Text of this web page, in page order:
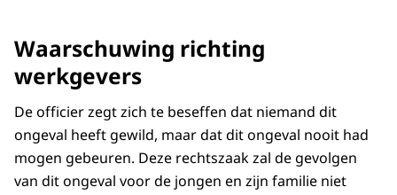
Waarschuwing richting
werkgevers
De officier zegt zich te beseffen dat niemand dit
ongeval heeft gewild, maar dat dit ongeval nooit had
mogen gebeuren. Deze rechtszaak zal de gevolgen
van dit ongeval voor de jongen en zijn familie niet